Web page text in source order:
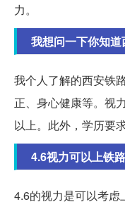
力。
我想问一下你知
我个人了解的西安铁
正、身心健康等。视
以上。此外，学历要
4.6视力可以上铁
4.6的视力是可以考